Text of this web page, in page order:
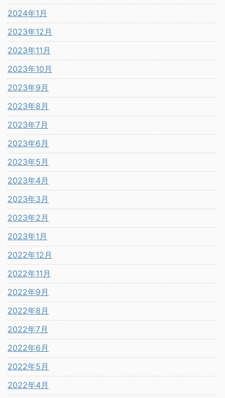
2024年1月
2023年12月
2023年11月
2023年10月
2023年9月
2023年8月
2023年7月
2023年6月
2023年5月
2023年4月
2023年3月
2023年2月
2023年1月
2022年12月
2022年11月
2022年9月
2022年8月
2022年7月
2022年6月
2022年5月
2022年4月